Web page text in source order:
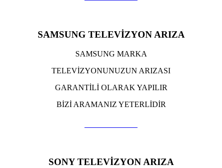
SAMSUNG TELEVİZYON ARIZA
SAMSUNG MARKA
TELEVİZYONUNUZUN ARIZASI
GARANTİLİ OLARAK YAPILIR
BİZİ ARAMANIZ YETERLİDİR
SONY TELEVİZYON ARIZA